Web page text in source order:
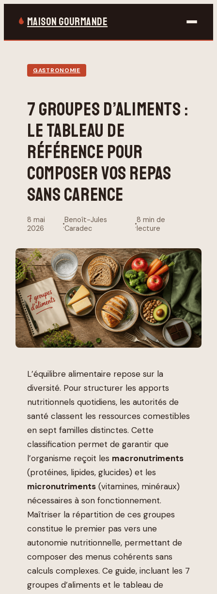
MAISON GOURMANDE
Bricolage
Jardinage
Maison & Déco
GASTRONOMIE
7 GROUPES D’ALIMENTS :
LE TABLEAU DE
RÉFÉRENCE POUR
COMPOSER VOS REPAS
SANS CARENCE
8 mai
2026
·
Benoît-Jules
Caradec
·
8 min de
lecture
L’équilibre alimentaire repose sur la
diversité. Pour structurer les apports
nutritionnels quotidiens, les autorités de
santé classent les ressources comestibles
en sept familles distinctes. Cette
classification permet de garantir que
l’organisme reçoit les macronutriments
(protéines, lipides, glucides) et les
micronutriments (vitamines, minéraux)
nécessaires à son fonctionnement.
Maîtriser la répartition de ces groupes
constitue le premier pas vers une
autonomie nutritionnelle, permettant de
composer des menus cohérents sans
calculs complexes. Ce guide, incluant les 7
groupes d’aliments et le tableau de